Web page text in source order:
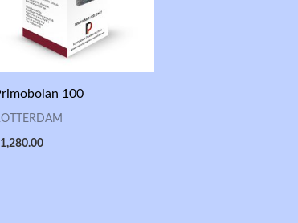
100
1,280.00